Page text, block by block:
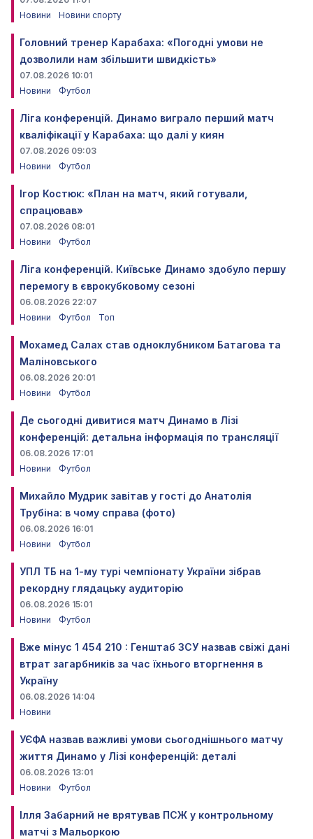
Новини
Новини спорту
Головний тренер Карабаха: «Погодні умови не
дозволили нам збільшити швидкість»
07.08.2026 10:01
Новини
Футбол
Ліга конференцій. Динамо виграло перший матч
кваліфікації у Карабаха: що далі у киян
07.08.2026 09:03
Новини
Футбол
Ігор Костюк: «План на матч, який готували,
спрацював»
07.08.2026 08:01
Новини
Футбол
Ліга конференцій. Київське Динамо здобуло першу
перемогу в єврокубковому сезоні
06.08.2026 22:07
Новини
Футбол Топ
Мохамед Салах став одноклубником Батагова та
Маліновського
06.08.2026 20:01
Новини
Футбол
Де сьогодні дивитися матч Динамо в Лізі
конференцій: детальна інформація по трансляції
06.08.2026 17:01
Новини
Футбол
Михайло Мудрик завітав у гості до Анатолія
Трубіна: в чому справа (фото)
06.08.2026 16:01
Новини
Футбол
УПЛ ТБ на 1-му турі чемпіонату України зібрав
рекордну глядацьку аудиторію
06.08.2026 15:01
Новини
Футбол
Вже мінус 1 454 210 : Генштаб ЗСУ назвав свіжі дані
втрат загарбників за час їхнього вторгнення в
Україну
06.08.2026 14:04
Новини
УЄФА назвав важливі умови сьогоднішнього матчу
життя Динамо у Лізі конференцій: деталі
06.08.2026 13:01
Новини
Футбол
Ілля Забарний не врятував ПСЖ у контрольному
матчі з Мальоркою